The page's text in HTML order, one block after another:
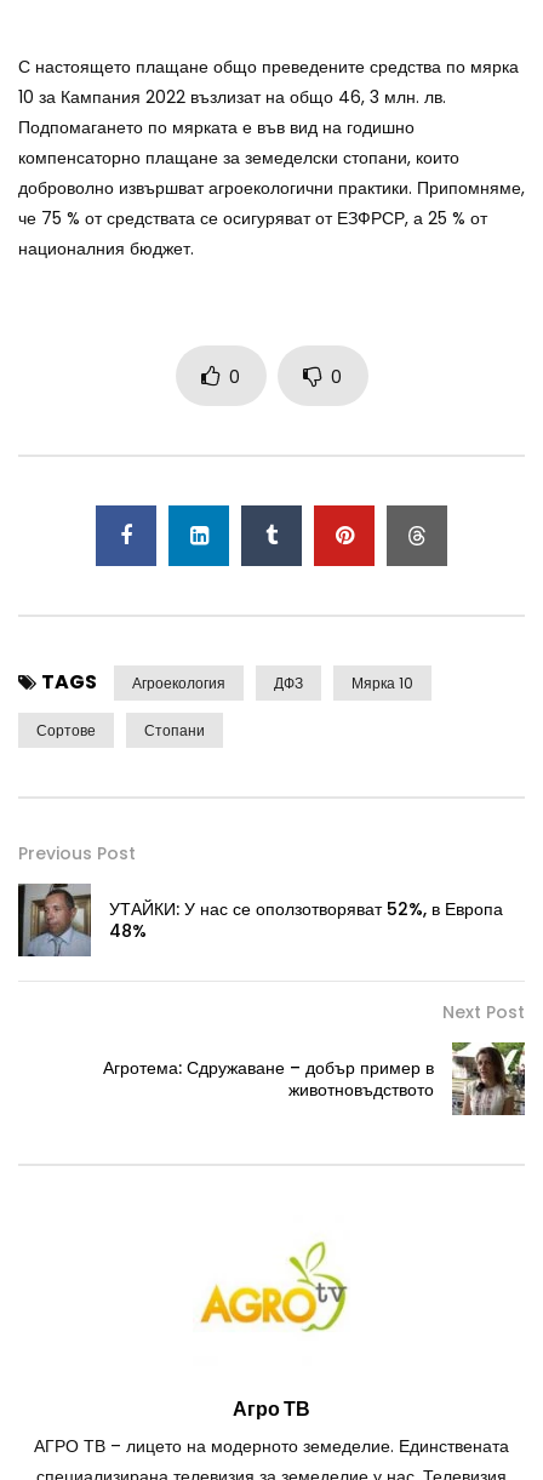
С настоящето плащане общо преведените средства по мярка
10 за Кампания 2022 възлизат на общо 46, 3 млн. лв.
Подпомагането по мярката е във вид на годишно
компенсаторно плащане за земеделски стопани, които
доброволно извършват агроекологични практики. Припомняме,
че 75 % от средствата се осигуряват от ЕЗФРСР, а 25 % от
националния бюджет.
0 0
TAGS Агроекология ДФЗ Мярка 10
Сортове Стопани
Previous Post
УТАЙКИ: У нас се оползотворяват 52%, в Европа
48%
Next Post
Агротема: Сдружаване – добър пример в
животновъдството
Агро ТВ
АГРО ТВ – лицето на модерното земеделие. Единствената